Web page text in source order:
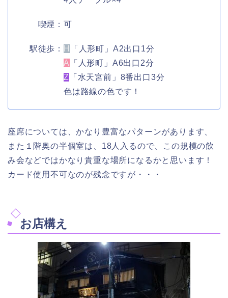
喫煙：可
駅徒歩： H
「人形町」A2出口1分
A
「人形町」A6出口2分
Z
「水天宮前」8番出口3分
色は路線の色です！
座席については、かなり豊富なパターンがあります、
また１階奥の半個室は、18人入るので、この規模の飲
み会などではかなり貴重な場所になるかと思います！
カード使用不可なのが残念ですが・・・
お店構え